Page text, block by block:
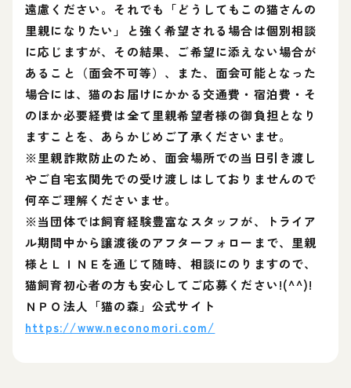
遠慮ください。それでも「どうしてもこの猫さんの
里親になりたい」と強く希望される場合は個別相談
に応じますが、その結果、ご希望に添えない場合が
あること（面会不可等）、また、面会可能となった
場合には、猫のお届けにかかる交通費・宿泊費・そ
のほか必要経費は全て里親希望者様の御負担となり
ますことを、あらかじめご了承くださいませ。
※里親詐欺防止のため、面会場所での当日引き渡し
やご自宅玄関先での受け渡しはしておりませんので
何卒ご理解くださいませ。
※当団体では飼育経験豊富なスタッフが、トライア
ル期間中から譲渡後のアフターフォローまで、里親
様とＬＩＮＥを通じて随時、相談にのりますので、
猫飼育初心者の方も安心してご応募ください!(^^)!
ＮＰＯ法人「猫の森」公式サイト
https://www.neconomori.com/